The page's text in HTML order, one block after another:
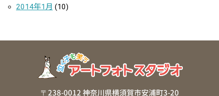
2014年1月 (10)
〒238-0012 神奈川県横須賀市安浦町3-20